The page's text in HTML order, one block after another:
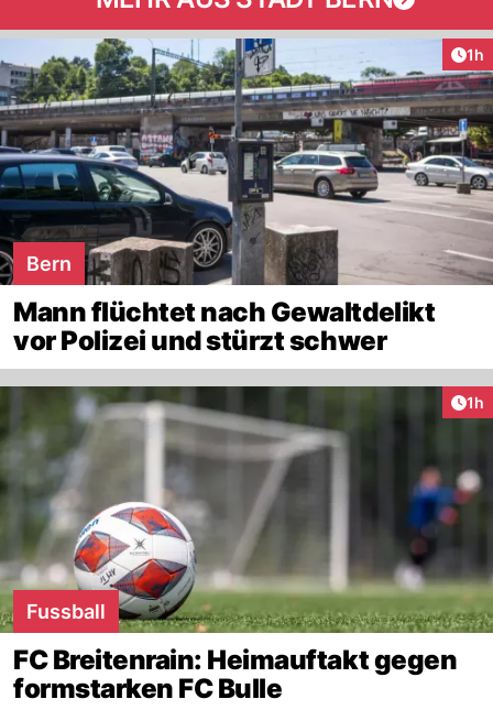
1h
Bern
Mann flüchtet nach Gewaltdelikt
vor Polizei und stürzt schwer
1h
Fussball
FC Breitenrain: Heimauftakt gegen
formstarken FC Bulle